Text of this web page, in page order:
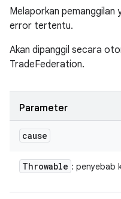
Melaporkan pemanggilan
error tertentu.
Akan dipanggil secara
TradeFederation.
Parameter
cause
Throwable : penyebab